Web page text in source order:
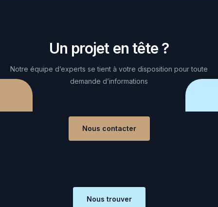
Un projet en tête ?
Notre équipe d’experts se tient à votre disposition pour toute
demande d’informations
Nous contacter
Nous trouver